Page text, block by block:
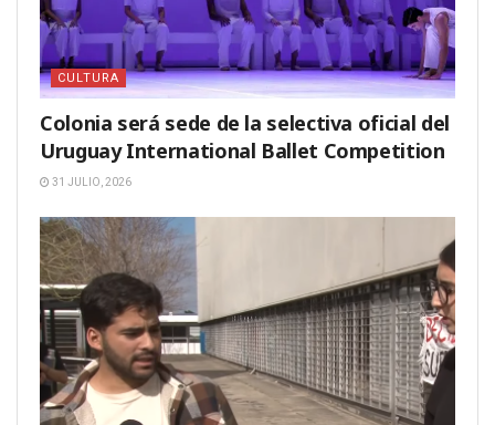
CULTURA
Colonia será sede de la selectiva oficial del
Uruguay International Ballet Competition
31 JULIO, 2026